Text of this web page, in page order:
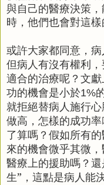
與自己的醫療決策
時，他們也會對這樣
或許大家都同意，
但病人有沒有權利
適合的治療呢？文
功的機會是小於1%
就拒絕替病人施行
做高，怎樣的成功
了算嗎？假如所有
來的機會微乎其微
醫療上的援助嗎？
生”，這點是病人能